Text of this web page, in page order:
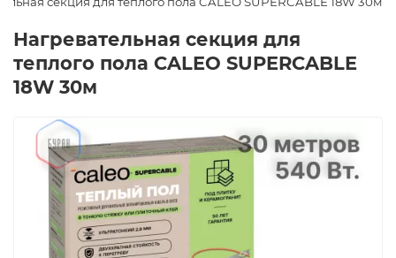
Нагревательная секция для
теплого пола CALEO SUPERCABLE
18W 30м